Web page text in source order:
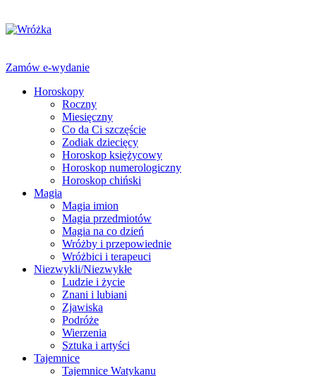
Zamów e-wydanie
Horoskopy
Roczny
Miesięczny
Co da Ci szczęście
Zodiak dziecięcy
Horoskop księżycowy
Horoskop numerologiczny
Horoskop chiński
Magia
Magia imion
Magia przedmiotów
Magia na co dzień
Wróżby i przepowiednie
Wróżbici i terapeuci
Niezwykli/Niezwykłe
Ludzie i życie
Znani i lubiani
Zjawiska
Podróże
Wierzenia
Sztuka i artyści
Tajemnice
Tajemnice Watykanu